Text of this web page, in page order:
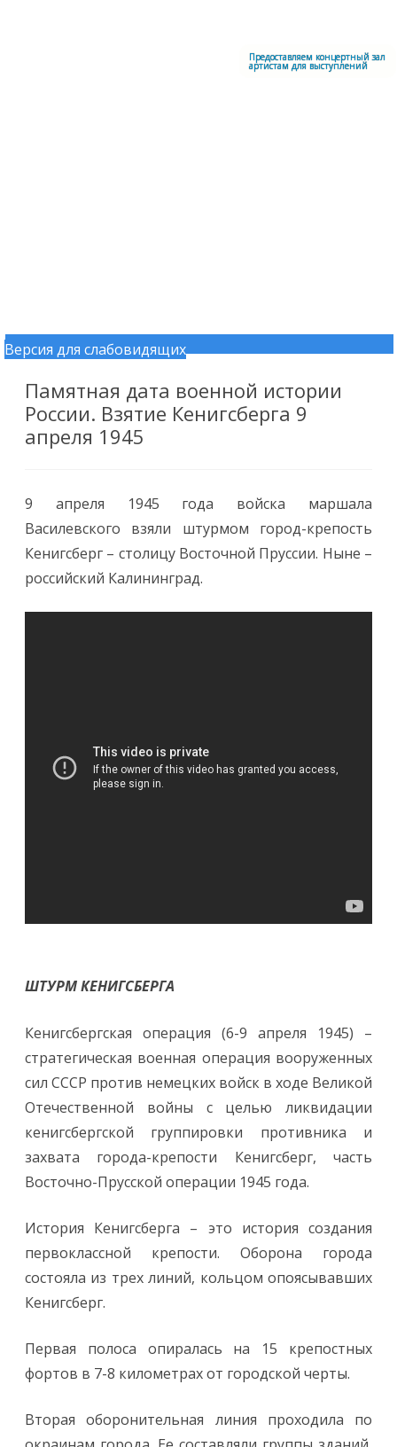
Версия для слабовидящих
Предоставляем концертный зал
артистам для выступлений
Перейти к содержимому
Памятная дата военной истории
России. Взятие Кенигсберга 9
апреля 1945
9 апреля 1945 года войска маршала
Василевского взяли штурмом город-крепость
Кенигсберг – столицу Восточной Пруссии. Ныне –
российский Калининград.
ШТУРМ КЕНИГСБЕРГА
Кенигсбергская операция (6-9 апреля 1945) –
стратегическая военная операция вооруженных
сил СССР против немецких войск в ходе Великой
Отечественной войны с целью ликвидации
кенигсбергской группировки противника и
захвата города-крепости Кенигсберг, часть
Восточно-Прусской операции 1945 года.
История Кенигсберга – это история создания
первоклассной крепости. Оборона города
состояла из трех линий, кольцом опоясывавших
Кенигсберг.
Первая полоса опиралась на 15 крепостных
фортов в 7-8 километрах от городской черты.
Вторая оборонительная линия проходила по